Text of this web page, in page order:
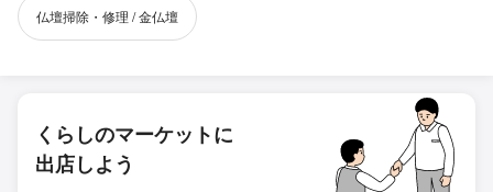
仏壇掃除・修理 / 金仏壇
くらしのマーケットに
出店しよう